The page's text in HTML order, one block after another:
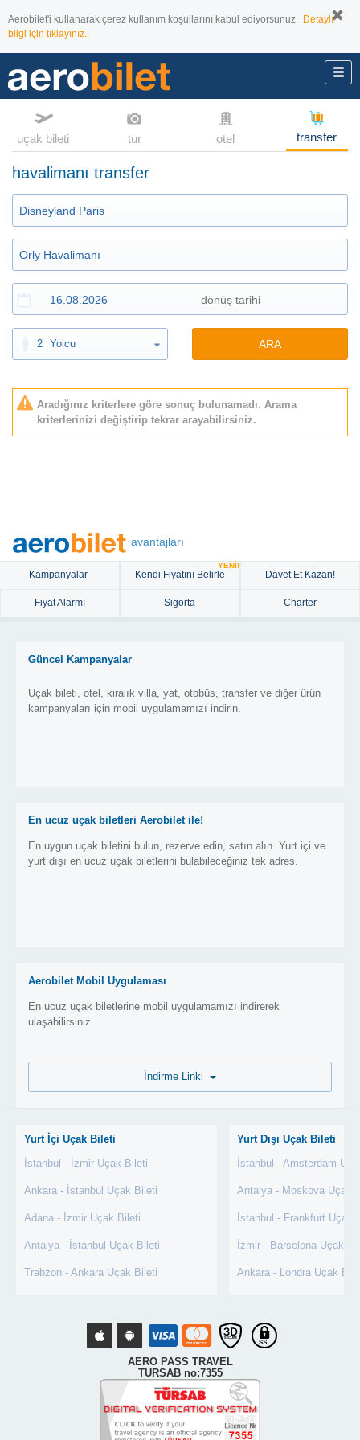
Aerobilet'i kullanarak çerez kullanım koşullarını kabul ediyorsunuz. Detaylı
bilgi için tıklayınız.
uçak bileti tur otel transfer
havalimanı transfer
2 Yolcu ARA
Aradığınız kriterlere göre sonuç bulunamadı. Arama
kriterlerinizi değiştirip tekrar arayabilirsiniz.
avantajları
Kampanyalar Kendi Fiyatını Belirle
YENİ!
Davet Et Kazan!
Fiyat Alarmı Sigorta Charter
Güncel Kampanyalar
Uçak bileti, otel, kiralık villa, yat, otobüs, transfer ve diğer ürün
kampanyaları için mobil uygulamamızı indirin.
En ucuz uçak biletleri Aerobilet ile!
En uygun uçak biletini bulun, rezerve edin, satın alın. Yurt içi ve
yurt dışı en ucuz uçak biletlerini bulabileceğiniz tek adres.
Aerobilet Mobil Uygulaması
En ucuz uçak biletlerine mobil uygulamamızı indirerek
ulaşabilirsiniz.
Yurt İçi Uçak Bileti
İstanbul - İzmir Uçak Bileti
Ankara - İstanbul Uçak Bileti
Adana - İzmir Uçak Bileti
Antalya - İstanbul Uçak Bileti
Trabzon - Ankara Uçak Bileti
Yurt Dışı Uçak Bileti
İstanbul - Amsterdam
Antalya - Moskova Uçak
İstanbul - Frankfurt Uçak
İzmir - Barselona Uçak
Ankara - Londra Uçak
AERO PASS TRAVEL
TURSAB no:7355